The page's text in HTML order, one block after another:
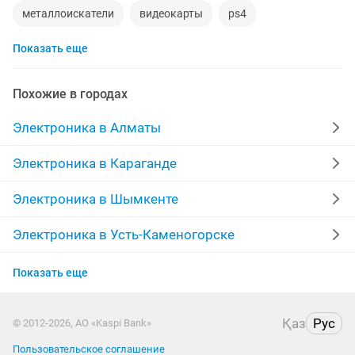
металлоискатели видеокарты ps4
игровой компьютер
playstation стиральная машина
айфон 7 беспроводные наушники
моноблок обмен ddr2
macbook компьютер
Показать еще
Похожие в городах
Электроника в Алматы
Электроника в Караганде
Электроника в Шымкенте
Электроника в Усть-Каменогорске
Электроника в Актобе
Электроника в Павлодаре
Показать еще
© 2012-2026, АО «Kaspi Bank» Қаз Рус
Пользовательское соглашение